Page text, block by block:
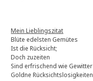
Mein Lieblingszitat
Blüte edelsten Gemütes
Ist die Rücksicht;
Doch zuzeiten
Sind erfrischend wie Gewitter
Goldne